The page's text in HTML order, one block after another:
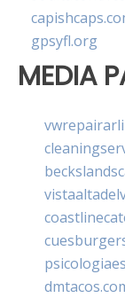
gpsyfl.org
MEDIA